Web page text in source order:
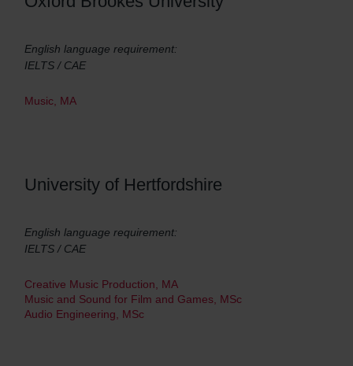
English language requirement:
IELTS / CAE
Music, MA
University of Hertfordshire
English language requirement:
IELTS / CAE
Creative Music Production, MA
Music and Sound for Film and Games, MSc
Audio Engineering, MSc